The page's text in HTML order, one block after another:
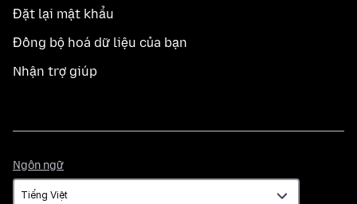
Đặt lại mật khẩu
Đồng bộ hoá dữ liệu của bạn
Nhận trợ giúp
Ngôn ngữ
ngữ